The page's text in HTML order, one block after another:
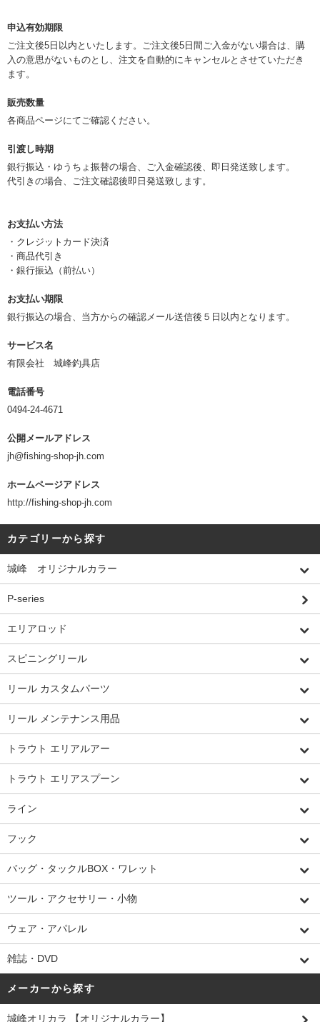
申込有効期限
ご注文後5日以内といたします。ご注文後5日間ご入金がない場合は、購
入の意思がないものとし、注文を自動的にキャンセルとさせていただき
ます。
販売数量
各商品ページにてご確認ください。
引渡し時期
銀行振込・ゆうちょ振替の場合、ご入金確認後、即日発送致します。
代引きの場合、ご注文確認後即日発送致します。
お支払い方法
・クレジットカード決済
・商品代引き
・銀行振込（前払い）
お支払い期限
銀行振込の場合、当方からの確認メール送信後５日以内となります。
サービス名
有限会社 城峰釣具店
電話番号
0494-24-4671
公開メールアドレス
jh@fishing-shop-jh.com
ホームページアドレス
http://fishing-shop-jh.com
カテゴリーから探す
城峰 オリジナルカラー
P-series
エリアロッド
スピニングリール
リール カスタムパーツ
リール メンテナンス用品
トラウト エリアルアー
トラウト エリアスプーン
ライン
フック
バッグ・タックルBOX・ワレット
ツール・アクセサリー・小物
ウェア・アパレル
雑誌・DVD
メーカーから探す
城峰オリカラ 【オリジナルカラー】